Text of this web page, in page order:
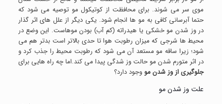
موی سر می شوند. برای محافظت از کوتیکول مو توصیه می شود که
حتما آبرسانی کافی به مو ها انجام شود. یکی دیگر از علل های اثر گذار
در وز شدن مو خشکی یا هیدراته (کم آب) بودن موهاست. این وضع در
محیط ها شرجی که میزان رطوبت هوا تا حدی بالاتر است بدتر هم می
شود؛ زیرا ساقه مو مستعد آن می شود که رطوبت محیط را جذب کرد و
در اثر متورم شدن مو حالت وز شدگی پیدا می کند.اما چه راه هایی برای
جلوگیری از وز شدن مووجود دارد؟
علت وز شدن مو